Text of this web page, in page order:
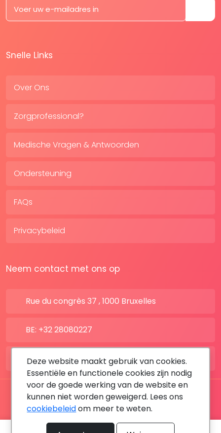
U kunt een afspraak plannen door het kantoor te
Snelle Links
Over Ons
Zorgprofessional?
Medische Vragen & Antwoorden
Ondersteuning
FAQs
Privacybeleid
Neem contact met ons op
Rue du congrès 37 , 1000 Bruxelles
BE: +32 28080227
FR: +33 183642895
Alle rechten voorbehouden © 2026 DoktersAfspraak
By MediaSatCom
Deze website maakt gebruik van cookies.
Essentiële en functionele cookies zijn nodig
voor de goede werking van de website en
kunnen niet worden geweigerd. Lees ons
cookiebeleidom meer te weten.